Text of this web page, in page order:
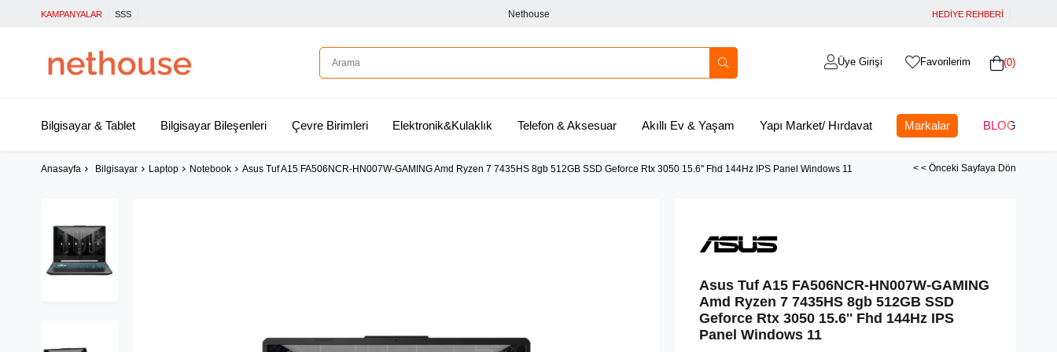
KAMPANYALAR SSS Nethouse HEDİYE REHBERİ
0
Favorilerim
Üye Girişi
Bilgisayar & Tablet Bilgisayar Bileşenleri Çevre Birimleri Elektronik&Kulaklık Telefon & Aksesuar Akıllı Ev & Yaşam Yapı Market/ Hırdavat Markalar BLOG
Anasayfa Bilgisayar Laptop Notebook Asus Tuf A15 FA506NCR-HN007W-GAMING Amd Ryzen 7 7435HS 8gb 512GB SSD Geforce Rtx 3050 15.6'' Fhd 144Hz IPS Panel Windows 11 < < Önceki Sayfaya Dön
Asus Tuf A15 FA506NCR-HN007W-GAMING
Amd Ryzen 7 7435HS 8gb 512GB SSD
Geforce Rtx 3050 15.6'' Fhd 144Hz IPS
Panel Windows 11